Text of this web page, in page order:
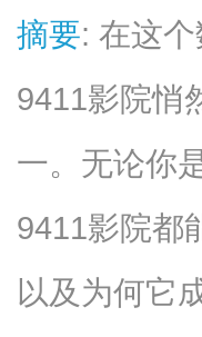
摘要: 在这
9411影院悄
一。无论你
9411影院都
以及为何它